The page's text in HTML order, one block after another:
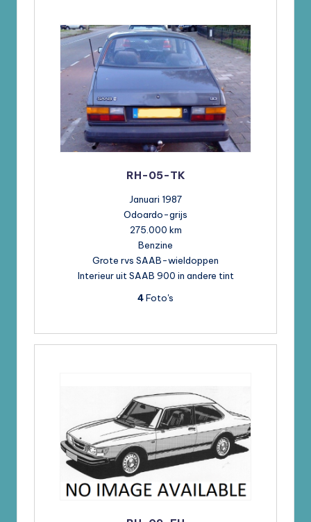
RH-05-TK
Januari 1987
Odoardo-grijs
275.000 km
Benzine
Grote rvs SAAB-wieldoppen
Interieur uit SAAB 900 in andere tint
4Foto's